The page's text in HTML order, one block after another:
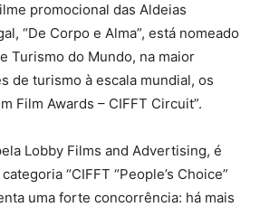
promocional das Aldeias
“De Corpo e Alma”, está nomeado
Turismo do Mundo, na maior
de turismo à escala mundial, os
Film Awards – CIFFT Circuit”.
Lobby Films and Advertising, é
“CIFFT “People’s Choice”
uma forte concorrência: há mais